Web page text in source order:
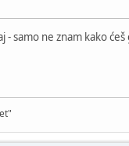
- samo ne znam kako ćeš